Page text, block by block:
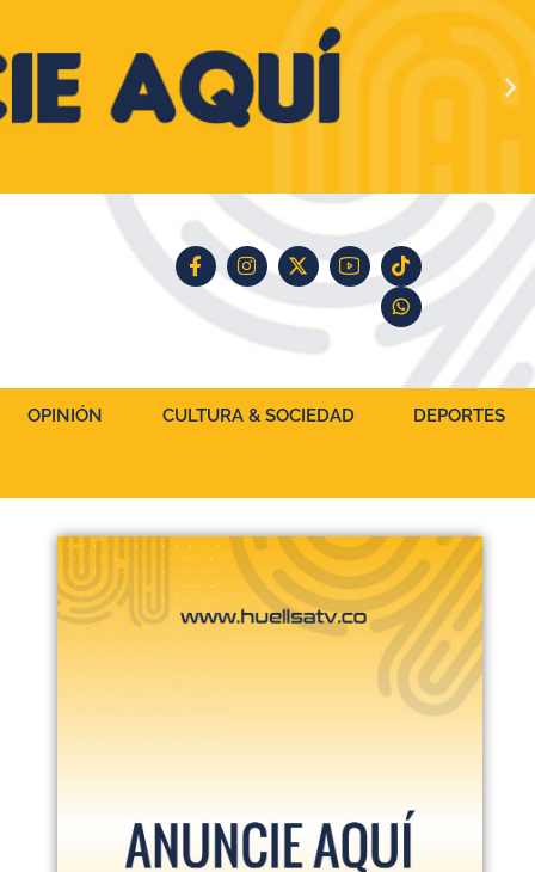
OPINIÓN CULTURA & SOCIEDAD DEPORTES